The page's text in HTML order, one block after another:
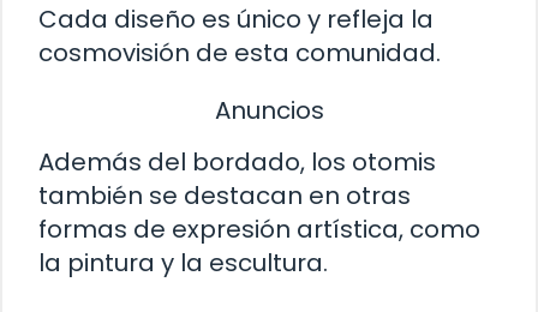
Cada diseño es único y refleja la
cosmovisión de esta comunidad.
Anuncios
Además del bordado, los otomis
también se destacan en otras
formas de expresión artística, como
la pintura y la escultura.